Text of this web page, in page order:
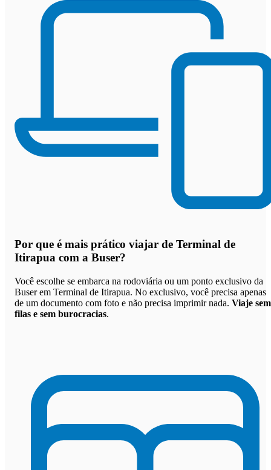
Por que é mais prático viajar de Terminal de
Itirapua com a Buser?
Você escolhe se embarca na rodoviária ou um ponto exclusivo da
Buser em Terminal de Itirapua. No exclusivo, você precisa apenas
de um documento com foto e não precisa imprimir nada. Viaje sem
filas e sem burocracias.